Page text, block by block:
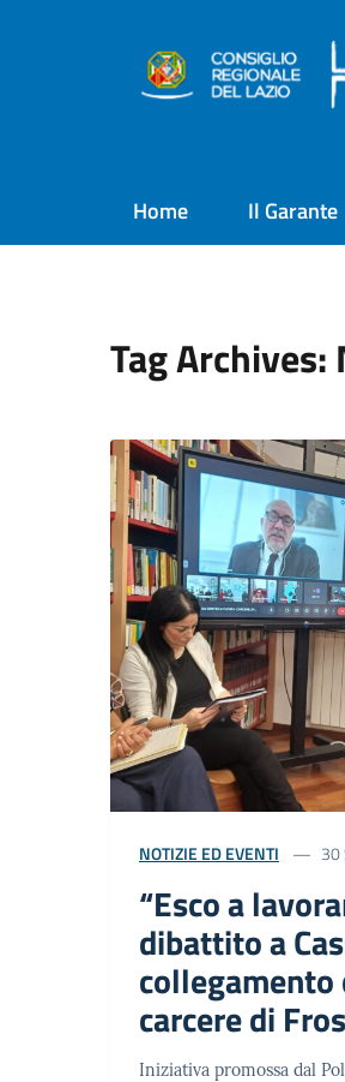
Home Il Garante
Tag
NOTIZIE ED EVENTI 30
“Esco a
dibattito a
collegamento
carcere di
Iniziativa promossa dal